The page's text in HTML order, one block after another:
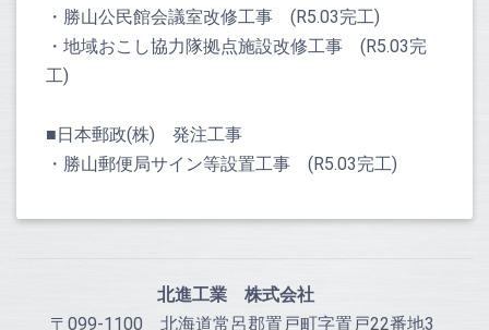
・勝山公民館会議室改修工事 (R5.03完工)
・地域おこし協力隊拠点施設改修工事 (R5.03完
工)
■日本郵政(株) 発注工事
・勝山郵便局サイン等設置工事 (R5.03完工)
北進工業 株式会社
〒099-1100 北海道常呂郡置戸町字置戸22番地3